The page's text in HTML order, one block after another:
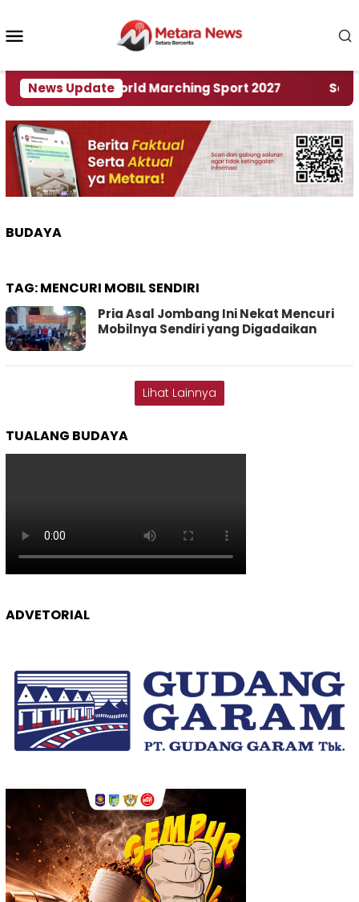
konten
News Update
Rumah World Marching Sport 2027 ‎Soal
BUDAYA
TAG:MENCURI MOBIL SENDIRI
Pria Asal Jombang Ini Nekat Mencuri
Mobilnya Sendiri yang Digadaikan
Lihat Lainnya
TUALANG BUDAYA
ADVETORIAL